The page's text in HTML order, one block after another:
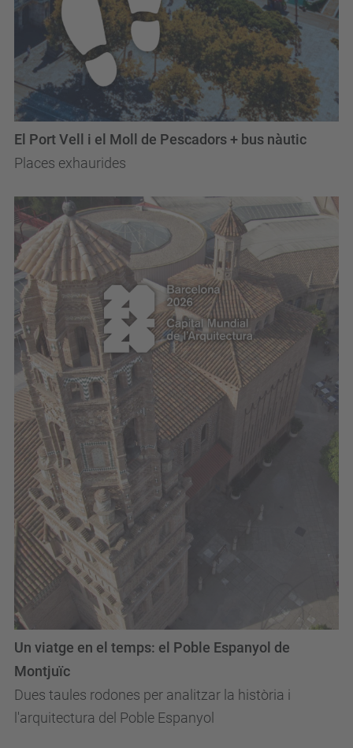
Places exhaurides
El Port Vell i el Moll de Pescadors + bus nàutic
Dues taules rodones per analitzar la història i
l'arquitectura del Poble Espanyol
Un viatge en el temps: el Poble Espanyol de
Montjuïc